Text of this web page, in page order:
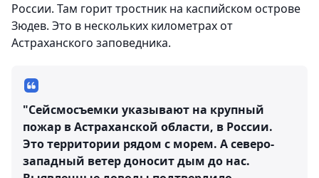
России. Там горит тростник на каспийском острове
Зюдев. Это в нескольких километрах от
Астраханского заповедника.
"Сейсмосъемки указывают на крупный
пожар в Астраханской области, в России.
Это территории рядом с морем. А северо-
западный ветер доносит дым до нас.